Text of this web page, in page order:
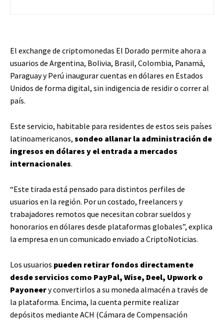
El exchange de criptomonedas El Dorado permite ahora a
usuarios de Argentina, Bolivia, Brasil, Colombia, Panamá,
Paraguay y Perú inaugurar cuentas en dólares en Estados
Unidos de forma digital, sin indigencia de residir o correr al
país.
Este servicio, habitable para residentes de estos seis países
latinoamericanos, sondeo allanar la administración de
ingresos en dólares y el entrada a mercados
internacionales.
“Este tirada está pensado para distintos perfiles de
usuarios en la región. Por un costado, freelancers y
trabajadores remotos que necesitan cobrar sueldos y
honorarios en dólares desde plataformas globales”, explica
la empresa en un comunicado enviado a CriptoNoticias.
Los usuarios pueden retirar fondos directamente
desde servicios como PayPal, Wise, Deel, Upwork o
Payoneery convertirlos a su moneda almacén a través de
la plataforma. Encima, la cuenta permite realizar
depósitos mediante ACH (Cámara de Compensación